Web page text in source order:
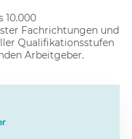
10.000
Fachrichtungen und
Qualifikationsstufen
Arbeitgeber.